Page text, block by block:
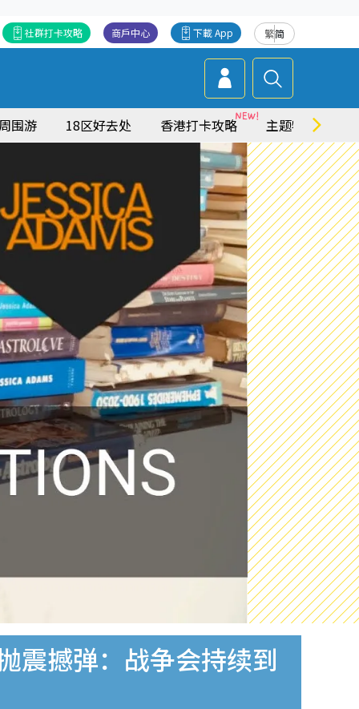
繁简
下載 App
商戶中心
社群打卡攻略
周围游 18区好去处 香港打卡攻略 主题特集
震撼弹：战争会持续到